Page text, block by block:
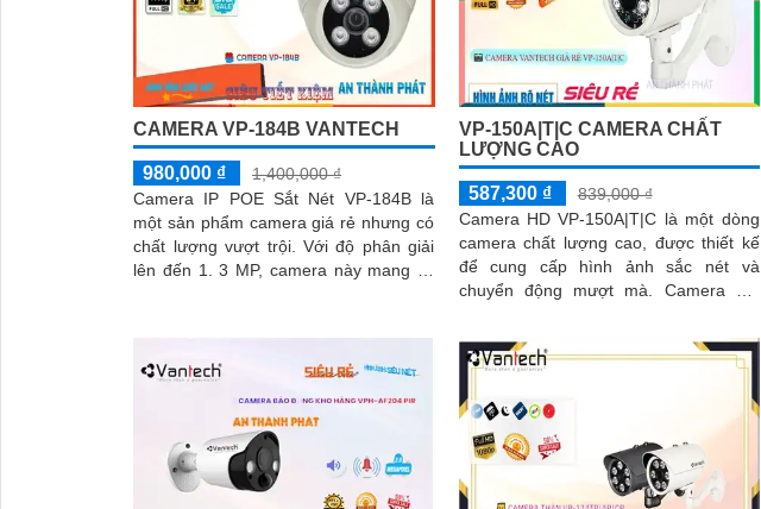
CAMERA VP-184B VANTECH
980,000 ₫
1,400,000 ₫
Camera IP POE Sắt Nét VP-184B là
một sản phẩm camera giá rẻ nhưng có
chất lượng vượt trội. Với độ phân giải
lên đến 1. 3 MP, camera này mang lại
VP-150A|T|C CAMERA CHẤT
LƯỢNG CAO
587,300 ₫
839,000 ₫
Camera HD VP-150A|T|C là một dòng
camera chất lượng cao, được thiết kế
để cung cấp hình ảnh sắc nét và
chuyển động mượt mà. Camera HD
khả...